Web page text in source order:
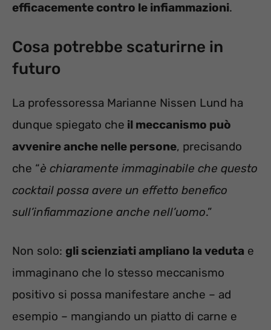
efficacemente contro le infiammazioni.
Cosa potrebbe scaturirne in
futuro
La professoressa Marianne Nissen Lund ha
dunque spiegato che il meccanismo può
avvenire anche nelle persone, precisando
che “è chiaramente immaginabile che questo
cocktail possa avere un effetto benefico
sull’infiammazione anche nell’uomo.”
Non solo: gli scienziati ampliano la veduta e
immaginano che lo stesso meccanismo
positivo si possa manifestare anche – ad
esempio – mangiando un piatto di carne e